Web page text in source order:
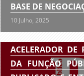
BASE DE
10 Julho, 2025
ACELERADOR DE
DA FUNÇÃO